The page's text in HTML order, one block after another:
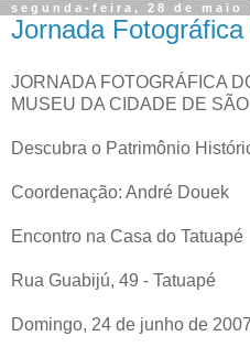
segunda-feira, 28 de maio
Jornada
JORNADA FOTOGRÁFICA
MUSEU DA CIDADE DE
Descubra o Patrimônio
Coordenação: André Douek
Encontro na Casa do Tatuapé
Rua Guabijú, 49 - Tatuapé
Domingo, 24 de junho de 2007